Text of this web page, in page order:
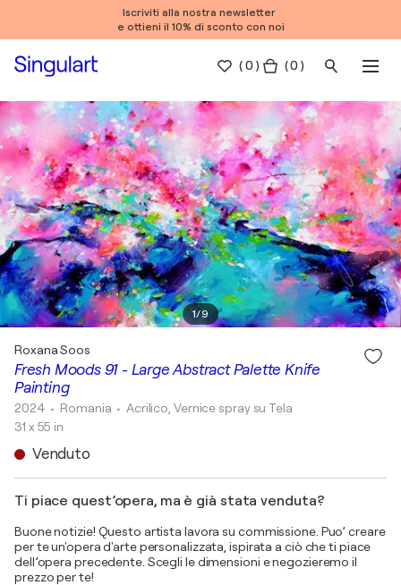
Iscriviti alla nostra newsletter
e ottieni il 10% di sconto con noi
(0 ) ( 0 )
1/9
Fresh Moods 91 - Large Abstract Palette Knife
Painting
Roxana Soos
2024 • Romania • Acrilico, Vernice spray su Tela
31 x 55 in
Venduto
Ti piace quest’opera, ma è già stata venduta?
Buone notizie! Questo artista lavora su commissione. Puo’ creare
per te un'opera d'arte personalizzata, ispirata a ciò che ti piace
dell’opera precedente. Scegli le dimensioni e negozieremo il
prezzo per te!